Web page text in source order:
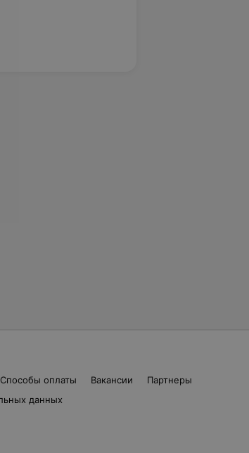
Способы оплаты Вакансии
Партнеры
данных